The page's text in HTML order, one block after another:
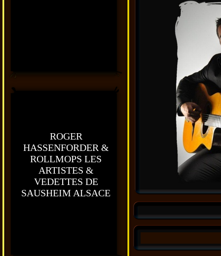
ROGER
HASSENFORDER &
ROLLMOPS LES
ARTISTES &
VEDETTES DE
SAUSHEIM ALSACE